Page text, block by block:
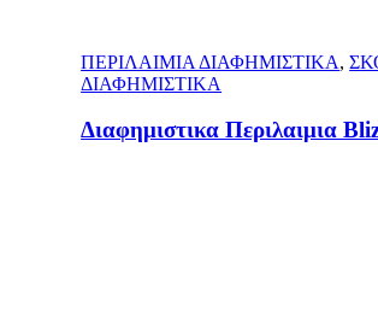
ΠΕΡΙΛΑΙΜΙΑ ΔΙΑΦΗΜΙΣΤΙΚΑ,
ΔΙΑΦΗΜΙΣΤΙΚΑ
Διαφημιστικα Περιλαιμια